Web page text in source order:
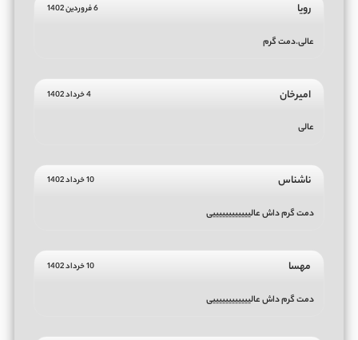
رویا 6 فروردین 1402
عالی.دمت گرم
امیرخان 4 خرداد 1402
عالی
ناشناس 10 خرداد 1402
دمت گرم داش عالییییییییییییی
مهسا 10 خرداد 1402
دمت گرم داش عالییییییییییییی